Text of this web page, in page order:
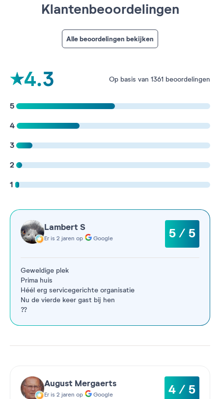
Klantenbeoordelingen
4.3 Op basis van 1361 beoordelingen
5
4
3
2
1
Lambert S
Er is 2 jaren op Google 5 / 5
Geweldige plek
Prima huis
Héél erg servicegerichte organisatie
Nu de vierde keer gast bij hen
??
August Mergaerts
Er is 2 jaren op Google 4 / 5
Alle beoordelingen bekijken